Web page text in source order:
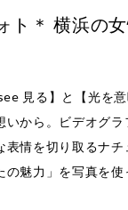
ト＊ 横浜の
見る】と【光を
いから。ビデオグ
表情を切り取るナ
の魅力」を写真を使